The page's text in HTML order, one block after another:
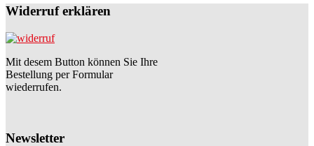
Widerruf erklären
Mit desem Button können Sie Ihre
Bestellung per Formular
wiederrufen.
Newsletter